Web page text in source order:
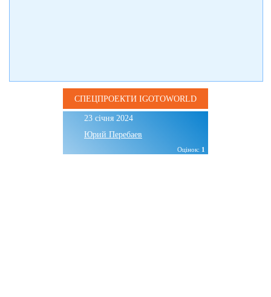
СПЕЦПРОЕКТИ IGOTOWORLD
23 січня 2024
Юрий Перебаев
Оцінок: 1